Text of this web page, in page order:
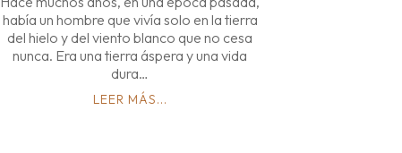
había un hombre que vivía solo en la tierra
del hielo y del viento blanco que no cesa
nunca. Era una tierra áspera y una vida
dura…
LEER MÁS...